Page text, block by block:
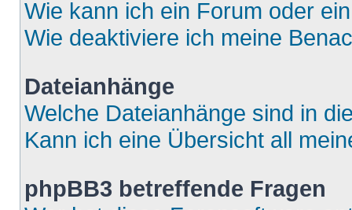
Wie kann ich ein Forum oder
Wie deaktiviere ich meine
Dateianhänge
Welche Dateianhänge sind in
Kann ich eine Übersicht all
phpBB3 betreffende Fragen